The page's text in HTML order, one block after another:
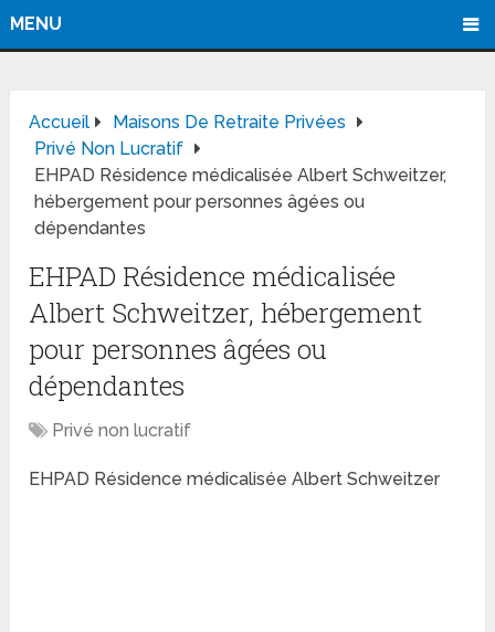
MENU
Accueil
Maisons De Retraite Privées
Privé Non Lucratif
EHPAD Résidence médicalisée Albert Schweitzer,
hébergement pour personnes âgées ou
dépendantes
EHPAD Résidence médicalisée
Albert Schweitzer, hébergement
pour personnes âgées ou
dépendantes
Privé non lucratif
EHPAD Résidence médicalisée Albert Schweitzer